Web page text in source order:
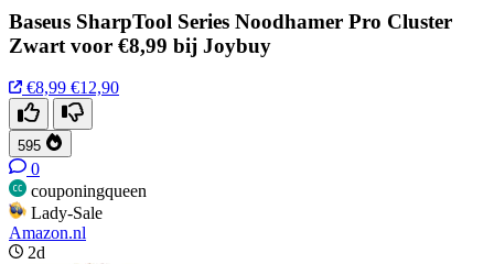
Baseus SharpTool Series Noodhamer Pro Cluster
Zwart voor €8,99 bij Joybuy
€8,99 €12,90
595
0
couponingqueen
Lady-Sale
Amazon.nl
2d